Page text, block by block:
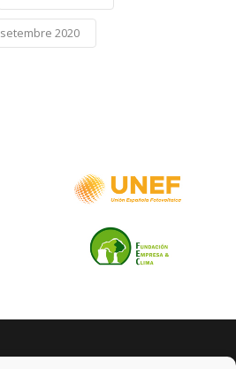
setembre 2020